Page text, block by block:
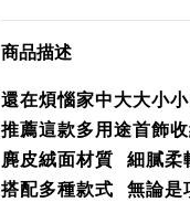
商品描述
還在煩惱家中大大小
推薦這款多用途首飾
麂皮絨面材質 細膩柔
搭配多種款式 無論是